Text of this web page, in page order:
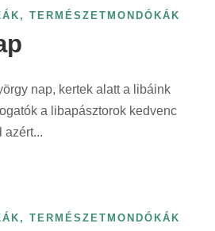
, TERMÉSZETMONDÓKÁK
nap, kertek alatt a libáink
a libapásztorok kedvenc
azért...
, TERMÉSZETMONDÓKÁK